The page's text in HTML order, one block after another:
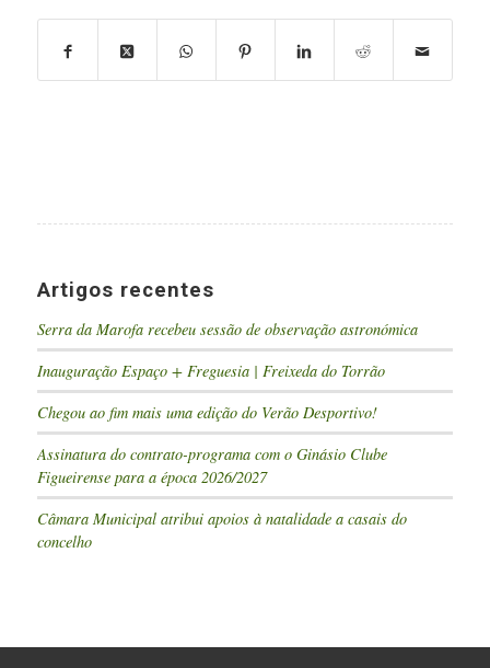
Artigos recentes
Serra da Marofa recebeu sessão de observação astronómica
Inauguração Espaço + Freguesia | Freixeda do Torrão
Chegou ao fim mais uma edição do Verão Desportivo!
Assinatura do contrato-programa com o Ginásio Clube
Figueirense para a época 2026/2027
Câmara Municipal atribui apoios à natalidade a casais do
concelho